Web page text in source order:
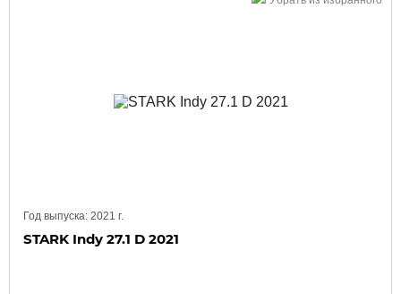
Год выпуска: 2021 г.
STARK Indy 27.1 D 2021